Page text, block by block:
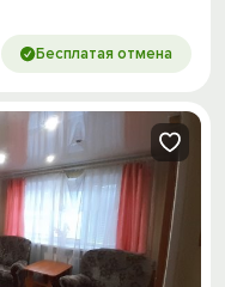
Бесплатая отмена